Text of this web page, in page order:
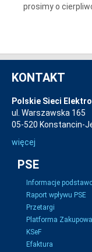
prosimy o
KONTAKT
Polskie Sieci
ul. Warszawska 165
05-520 Konstancin-
więcej
PSE
Informacje
Raport wpływu PSE
Przetargi
Platforma Zakupowa
KSeF
Efaktura